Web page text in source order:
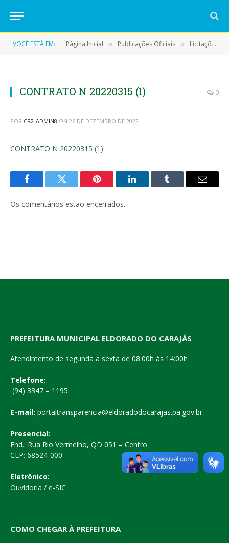
VOCÊ ESTÁ EM: Página Inicial » Publicações Oficiais » Licitações
CONTRATO N 20220315 (1) 0
POR CR2-ADMIN8 ON 26 DE DEZEMBRO DE 2022
CONTRATO N 20220315 (1)
FacebookTwitter Pinterest LinkedInTumblr
E-
Os comentários estão encerrados.
PREFEITURA MUNICIPAL ELDORADO DO CARAJÁS
Atendimento de segunda a sexta de 08:00h às 14:00h
Telefone:
(94) 3347 – 1195
E-mail: portaltransparencia@eldoradodocarajas.pa.gov.br
Presencial:
End.: Rua Rio Vermelho, QD 051 – Centro
CEP: 68524-000
Eletrônico:
Ouvidoria / e-SIC
COMO CHEGAR À PREFEITURA